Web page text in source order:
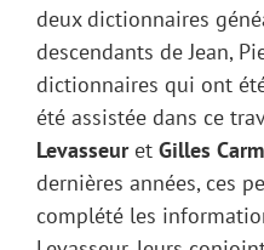
deux dictionnaires
descendants de Jean,
dictionnaires qui ont
été assistée dans ce
Levasseuret Gilles
dernières années, ces
complété les